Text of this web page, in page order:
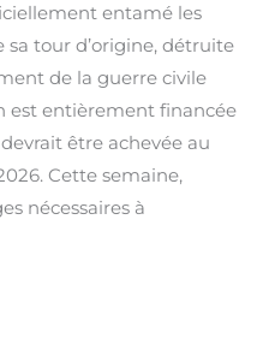
entamé les
tour d’origine, détruite
de la guerre civile
est entièrement financée
être achevée au
Cette semaine,
nécessaires à